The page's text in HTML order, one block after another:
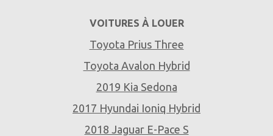
VOITURES À LOUER
Toyota Prius Three
Toyota Avalon Hybrid
2019 Kia Sedona
2017 Hyundai Ioniq Hybrid
2018 Jaguar E-Pace S